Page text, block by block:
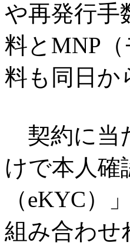
や再発行手
料とMNP
料も同日か
契約に当
けで本人確
（eKYC）
組み合わせ